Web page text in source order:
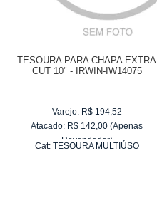
TESOURA PARA CHAPA EXTRA
CUT 10" - IRWIN-IW14075
Varejo: R$ 194,52
Atacado: R$ 142,00 (Apenas
Revendedor)
Cat: TESOURA MULTIÚSO